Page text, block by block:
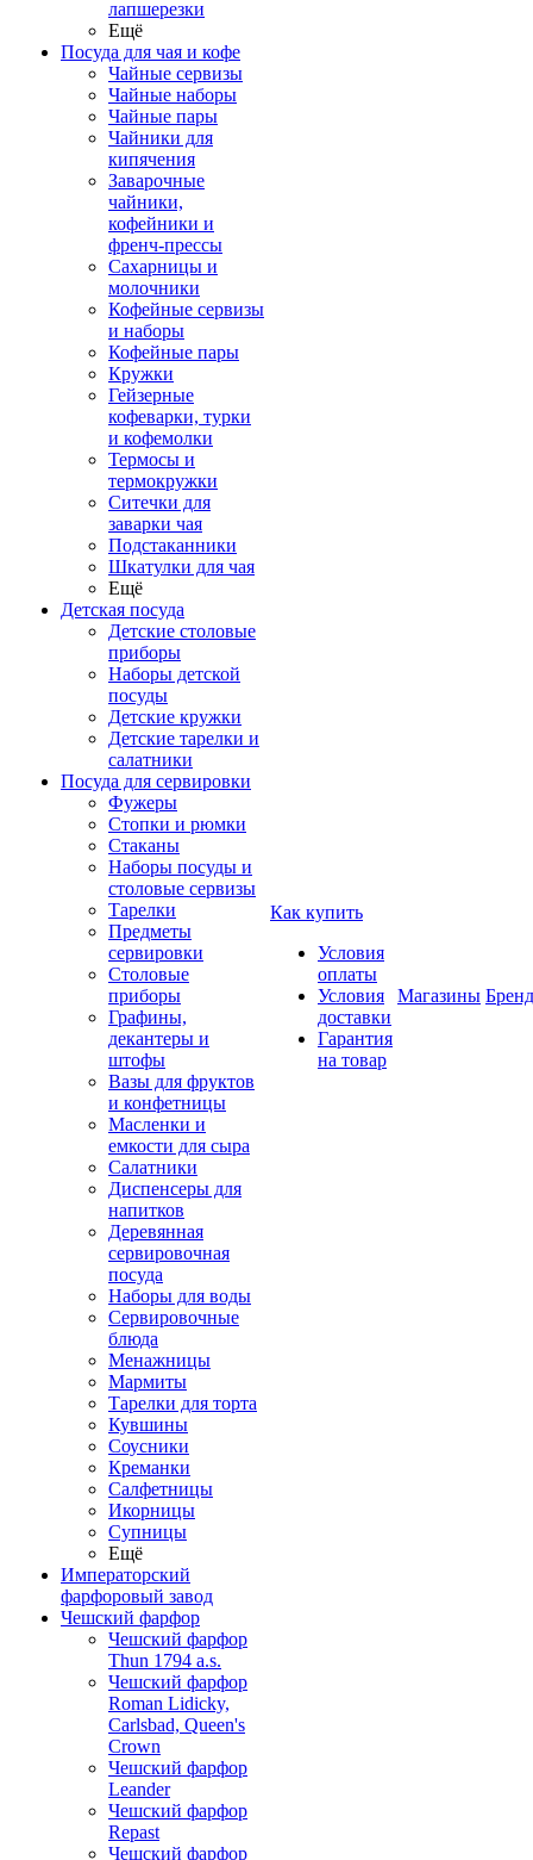
лапшерезки
Ещё
Посуда для чая и кофе
Чайные сервизы
Чайные наборы
Чайные пары
Чайники для
кипячения
Заварочные
чайники,
кофейники и
френч-прессы
Сахарницы и
молочники
Кофейные сервизы
и наборы
Кофейные пары
Кружки
Гейзерные
кофеварки, турки
и кофемолки
Термосы и
термокружки
Ситечки для
заварки чая
Подстаканники
Шкатулки для чая
Ещё
Детская посуда
Детские столовые
приборы
Наборы детской
посуды
Детские кружки
Детские тарелки и
салатники
Посуда для сервировки
Фужеры
Стопки и рюмки
Стаканы
Наборы посуды и
столовые сервизы
Тарелки
Предметы
сервировки
Столовые
приборы
Графины,
декантеры и
штофы
Вазы для фруктов
и конфетницы
Масленки и
емкости для сыра
Салатники
Диспенсеры для
напитков
Деревянная
сервировочная
посуда
Наборы для воды
Сервировочные
блюда
Менажницы
Мармиты
Тарелки для торта
Кувшины
Соусники
Креманки
Салфетницы
Икорницы
Супницы
Ещё
Императорский
фарфоровый завод
Чешский фарфор
Чешский фарфор
Thun 1794 a.s.
Чешский фарфор
Roman Lidicky,
Carlsbad, Queen's
Crown
Чешский фарфор
Leander
Чешский фарфор
Repast
Чешский фарфор
Как купить
Условия
оплаты
Условия
доставки
Гарантия
на товар
Магазины